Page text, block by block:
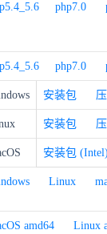
php7.0
php7.0
安装包
安装包
安装包 (Intel)
Linux
amd64 Linux